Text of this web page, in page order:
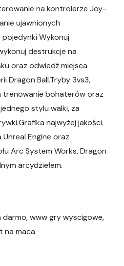
na kontrolerze Joy-
ujawnionych
Wykonuj
destrukcje na
oraz odwiedź miejsca
Dragon Ball.Tryby 3vs3,
trenowanie bohaterów oraz
stylu walki, za
najwyżej jakości.
Engine oraz
Arc System Works, Dragon
arcydziełem.
www gry wyscigowe,
na maca